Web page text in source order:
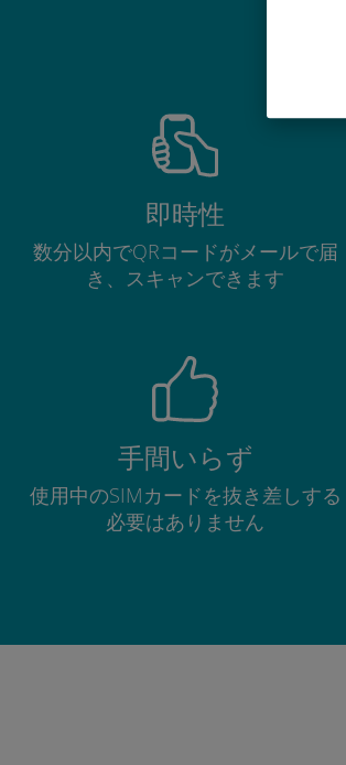
即時性
数分以内でQRコードがメールで届
き、スキャンできます
手間いらず
使用中のSIMカードを抜き差しする
必要はありません